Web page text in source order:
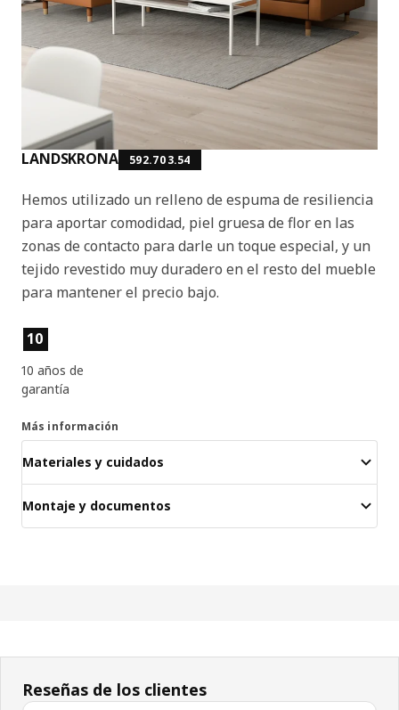
LANDSKRONA 592.703.54
Hemos utilizado un relleno de espuma de resiliencia
para aportar comodidad, piel gruesa de flor en las
zonas de contacto para darle un toque especial, y un
tejido revestido muy duradero en el resto del mueble
para mantener el precio bajo.
Características del producto
10
10 años de
garantía
Más información
Materiales y cuidados
Montaje y documentos
Reseñas de los clientes